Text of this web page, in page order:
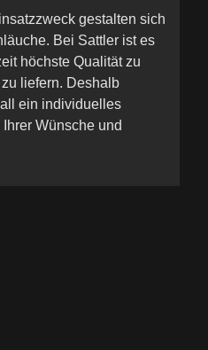
gestalten sich
Bei Sattler ist es
höchste Qualität zu
liefern. Deshalb
ein individuelles
Wünsche und